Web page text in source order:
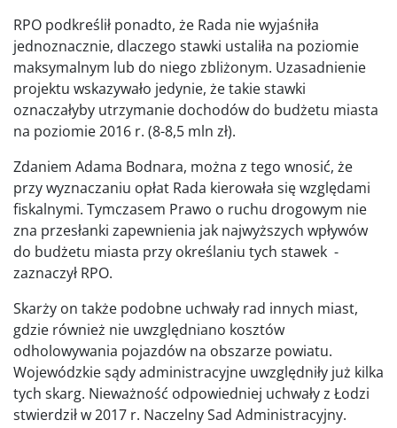
RPO podkreślił ponadto, że Rada nie wyjaśniła
jednoznacznie, dlaczego stawki ustaliła na poziomie
maksymalnym lub do niego zbliżonym. Uzasadnienie
projektu wskazywało jedynie, że takie stawki
oznaczałyby utrzymanie dochodów do budżetu miasta
na poziomie 2016 r. (8-8,5 mln zł).
Zdaniem Adama Bodnara, można z tego wnosić, że
przy wyznaczaniu opłat Rada kierowała się względami
fiskalnymi. Tymczasem Prawo o ruchu drogowym nie
zna przesłanki zapewnienia jak najwyższych wpływów
do budżetu miasta przy określaniu tych stawek -
zaznaczył RPO.
Skarży on także podobne uchwały rad innych miast,
gdzie również nie uwzględniano kosztów
odholowywania pojazdów na obszarze powiatu.
Wojewódzkie sądy administracyjne uwzględniły już kilka
tych skarg. Nieważność odpowiedniej uchwały z Łodzi
stwierdził w 2017 r. Naczelny Sad Administracyjny.